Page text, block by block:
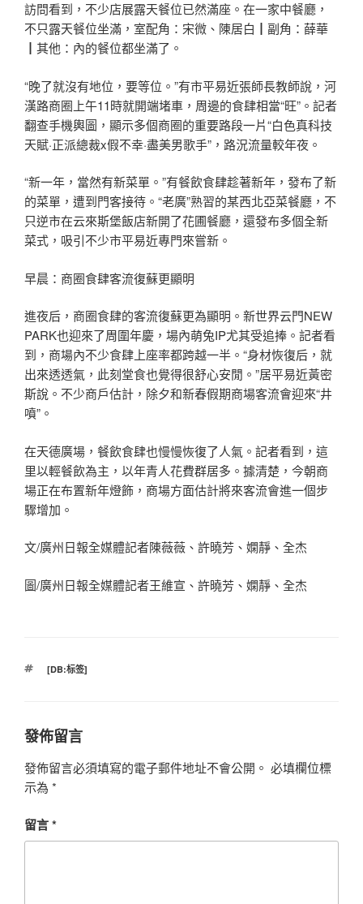
訪問看到，不少店展露天餐位已然滿座。在一家中餐廳，
不只露天餐位坐滿，室配角：宋微、陳居白┃副角：薛華
┃其他：內的餐位都坐滿了。
“晚了就沒有地位，要等位。”有市平易近張師長教師說，河
漢路商圈上午11時就開端堵車，周邊的食肆相當“旺”。記者
翻查手機輿圖，顯示多個商圈的重要路段一片“白色真科技
天賦·正派總裁x假不幸·盡美男歌手”，路況流量較年夜。
“新一年，當然有新菜單。”有餐飲食肆趁著新年，發布了新
的菜單，遭到門客接待。“老廣”熟習的某西北亞菜餐廳，不
只逆市在云來斯堡飯店新開了花圃餐廳，還發布多個全新
菜式，吸引不少市平易近專門來嘗新。
早晨：商圈食肆客流復蘇更顯明
進夜后，商圈食肆的客流復蘇更為顯明。新世界云門NEW
PARK也迎來了周圍年慶，場內萌兔IP尤其受追捧。記者看
到，商場內不少食肆上座率都跨越一半。“身材恢復后，就
出來透透氣，此刻堂食也覺得很舒心安閒。”居平易近黃密
斯說。不少商戶估計，除夕和新春假期商場客流會迎來“井
噴”。
在天德廣場，餐飲食肆也慢慢恢復了人氣。記者看到，這
里以輕餐飲為主，以年青人花費群居多。據清楚，今朝商
場正在布置新年燈飾，商場方面估計將來客流會進一個步
驟增加。
文/廣州日報全媒體記者陳薇薇、許曉芳、嫻靜、全杰
圖/廣州日報全媒體記者王維宣、許曉芳、嫻靜、全杰
標
[DB:标签]
發佈留言
發佈留言必須填寫的電子郵件地址不會公開。 必填欄位標
示為 *
留言*